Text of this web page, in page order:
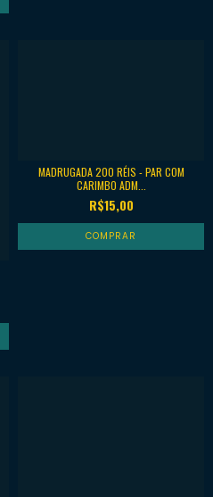
MADRUGADA 200 RÉIS - PAR COM
CARIMBO ADM...
R$15,00